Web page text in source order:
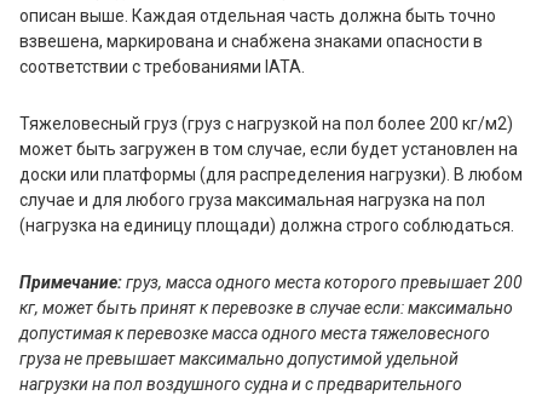
Общие положения
Прием груза и ограничения
Требования к упаковке и маркировке
ПАРК ВОЗДУШНЫХ СУДОВ
Airbus A319
Airbus A321
Airbus A320 neo
Airbus A321 neo
описан выше. Каждая отдельная часть должна быть точно
взвешена, маркирована и снабжена знаками опасности в
соответствии с требованиями IATA.
Тяжеловесный груз (груз с нагрузкой на пол более 200 кг/м2)
может быть загружен в том случае, если будет установлен на
доски или платформы (для распределения нагрузки). В любом
случае и для любого груза максимальная нагрузка на пол
(нагрузка на единицу площади) должна строго соблюдаться.
Примечание:груз, масса одного места которого превышает 200
кг, может быть принят к перевозке в случае если: максимально
допустимая к перевозке масса одного места тяжеловесного
груза не превышает максимально допустимой удельной
нагрузки на пол воздушного судна и с предварительного